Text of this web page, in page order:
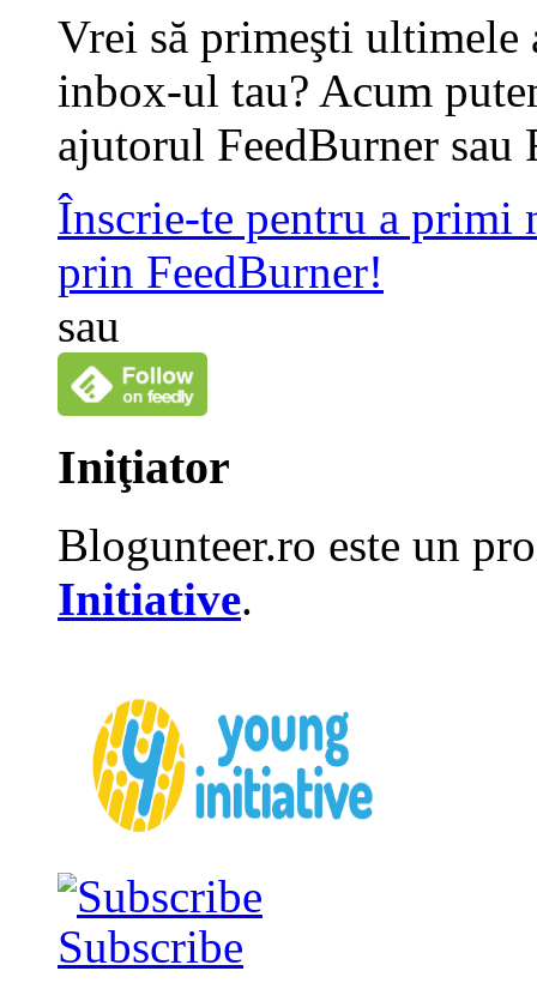
Vrei să primeşti
inbox-ul tau? Acum
ajutorul FeedBurner sau
Înscrie-te pentru a primi
prin FeedBurner!
sau
Iniţiator
Blogunteer.ro este un
Initiative.
Subscribe